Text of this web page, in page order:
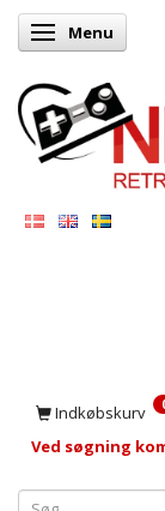
Skifte navigation
Menu
Indkøbskurv
Ved søgning